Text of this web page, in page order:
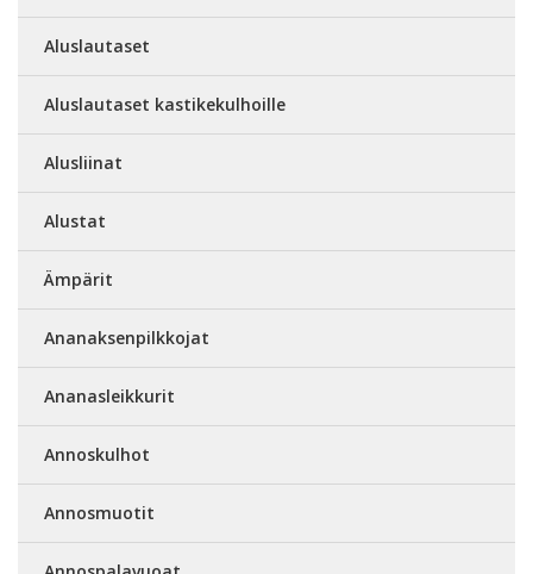
Aluslautaset
Aluslautaset kastikekulhoille
Alusliinat
Alustat
Ämpärit
Ananaksenpilkkojat
Ananasleikkurit
Annoskulhot
Annosmuotit